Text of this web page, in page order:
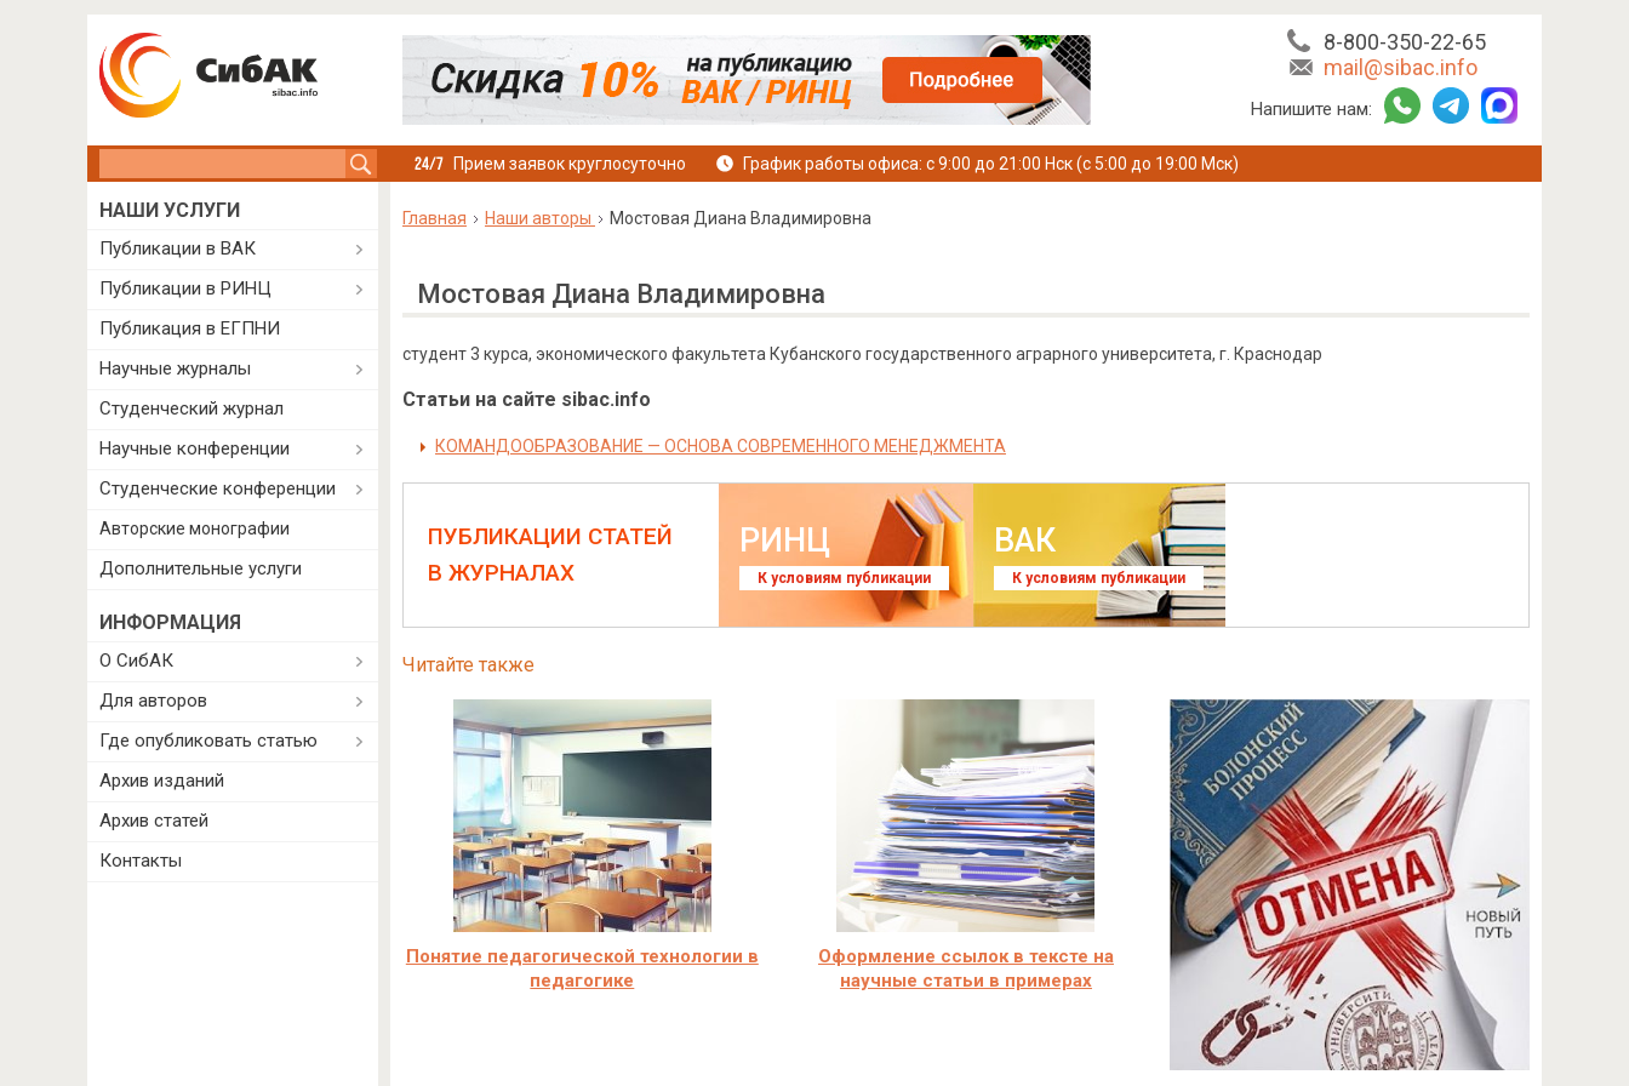
8-800-350-22-65
mail@sibac.info
Напишите нам:
Прием заявок круглосуточно График работы офиса: с 9:00 до 21:00 Нск (с 5:00 до 19:00 Мск)
Главная Наши авторы Мостовая Диана Владимировна
Мостовая Диана Владимировна
студент 3 курса, экономического факультета Кубанского государственного аграрного университета, г. Краснодар
Статьи на сайте sibac.info
КОМАНДООБРАЗОВАНИЕ — ОСНОВА СОВРЕМЕННОГО МЕНЕДЖМЕНТА
ПУБЛИКАЦИИ СТАТЕЙ
В ЖУРНАЛАХ
РИНЦ
К условиям публикации
ВАК
К условиям публикации
Читайте также
Понятие педагогической технологии в
педагогике
Оформление ссылок в тексте на
научные статьи в примерах
НАШИ УСЛУГИ
Публикации в ВАК
Публикации в РИНЦ
Публикация в ЕГПНИ
Научные журналы
Студенческий журнал
Научные конференции
Студенческие конференции
Авторские монографии
Дополнительные услуги
ИНФОРМАЦИЯ
О СибАК
Для авторов
Где опубликовать статью
Архив изданий
Архив статей
Контакты